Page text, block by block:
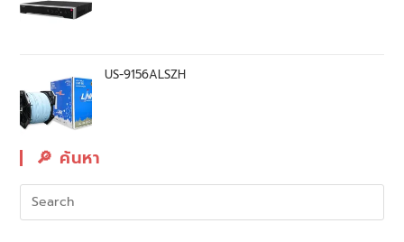
US-9156ALSZH
🔎︎ ค้นหา